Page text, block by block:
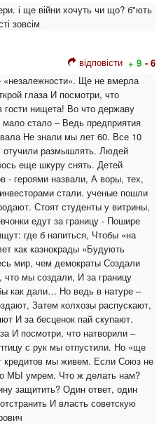
і ще війни хочуть чи що? б"ють
зовсім
відповісти + 9 - 6
Ще не вмерла
глаза И посмотри, что
нищета! Во что державу
стало – Ведь предприятия
Не знали мы лет 60. Все 10
отучили размышлять. Людей
еще шкуру снять. Детей
- героями назвали, А воры, тех,
стали. ученые пошли
Стоят студенты у витрины,
едут за границу - Пошире
где б напиться, Чтобы «на
как казнокрады «Будують
мир, чем демократы Создали
что мы создали, И за границу
как дали… Но ведь в натуре –
Затем колхозы распускают,
И за бесценок пай скупают.
И посмотри, что натворили –
с рук мы отпустили. Но «ще
кредитов мы живем. Если Союз не
МЫ умрем. Что ж делать нам?
защитить? Один ответ, один
И власть советскую